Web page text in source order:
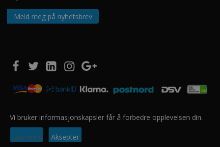
Vi bruker informasjonskapsler får å forbedre opplevelsen din.
Les mer! Aksepter
Meld meg på nyhetsbrev
Copyright © 2020 EUROSHOPPER GROUP AS. Alle rettigheter forbeholdt.